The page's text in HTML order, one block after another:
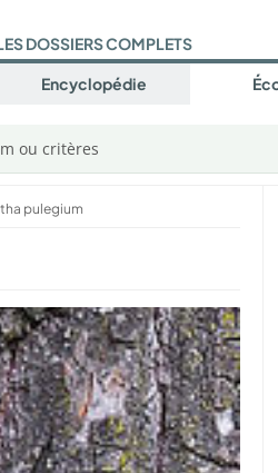
DOSSIERS COMPLETS
Encyclopédie
ou critères
pulegium